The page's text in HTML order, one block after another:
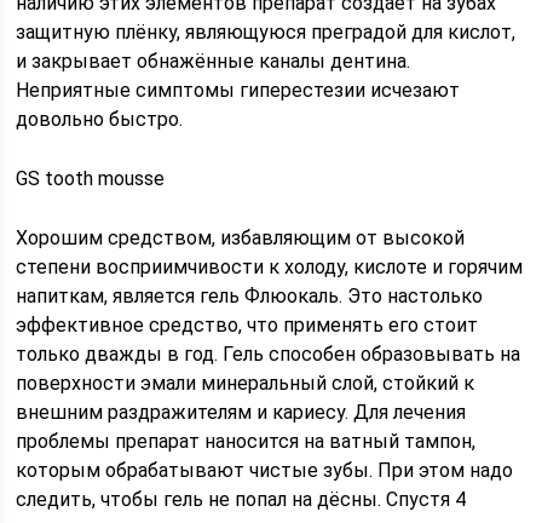
защитную плёнку, являющуюся преградой для кислот,
и закрывает обнажённые каналы дентина.
Неприятные симптомы гиперестезии исчезают
довольно быстро.
GS tooth mousse
Хорошим средством, избавляющим от высокой
степени восприимчивости к холоду, кислоте и горячим
напиткам, является гель Флюокаль. Это настолько
эффективное средство, что применять его стоит
только дважды в год. Гель способен образовывать на
поверхности эмали минеральный слой, стойкий к
внешним раздражителям и кариесу. Для лечения
проблемы препарат наносится на ватный тампон,
которым обрабатывают чистые зубы. При этом надо
следить, чтобы гель не попал на дёсны. Спустя 4